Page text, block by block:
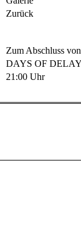
Zurück
Zum Abschluss
DAYS OF DELAY
21:00 Uhr